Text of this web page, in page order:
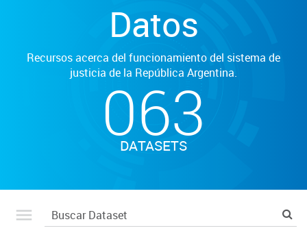
Datos
Recursos acerca del funcionamiento del sistema de
justicia de la República Argentina.
063
DATASETS